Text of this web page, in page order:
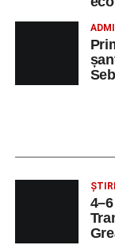
spital
strada
Accident
de 66 de